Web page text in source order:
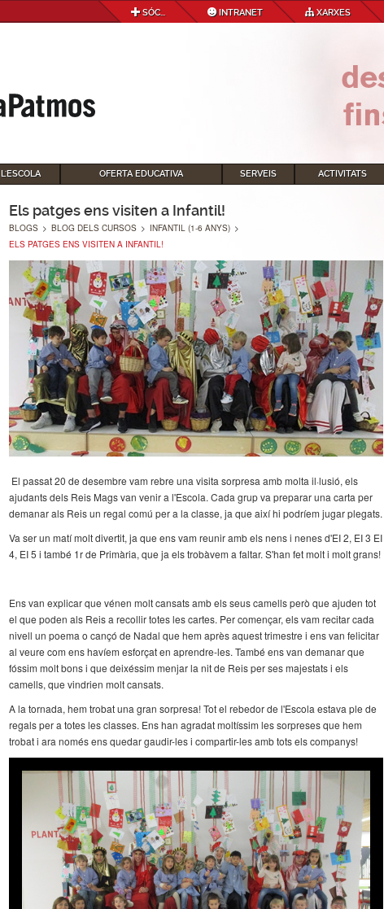
SÓC... INTRANET XARXES
L'ESCOLA OFERTA EDUCATIVA SERVEIS ACTIVITATS
Els patges ens visiten a Infantil!
BLOGS > BLOG DELS CURSOS > INFANTIL (1-6 ANYS) >
ELS PATGES ENS VISITEN A INFANTIL!
El passat 20 de desembre vam rebre una visita sorpresa amb molta il·lusió, els
ajudants dels Reis Mags van venir a l'Escola. Cada grup va preparar una carta per
demanar als Reis un regal comú per a la classe, ja que així hi podríem jugar plegats.
Va ser un matí molt divertit, ja que ens vam reunir amb els nens i nenes d'EI 2, EI 3 EI
4, EI 5 i també 1r de Primària, que ja els trobàvem a faltar. S'han fet molt i molt grans!
Ens van explicar que vénen molt cansats amb els seus camells però que ajuden tot
el que poden als Reis a recollir totes les cartes. Per començar, els vam recitar cada
nivell un poema o cançó de Nadal que hem après aquest trimestre i ens van felicitar
al veure com ens havíem esforçat en aprendre-les. També ens van demanar que
fóssim molt bons i que deixéssim menjar la nit de Reis per ses majestats i els
camells, que vindrien molt cansats.
A la tornada, hem trobat una gran sorpresa! Tot el rebedor de l'Escola estava ple de
regals per a totes les classes. Ens han agradat moltíssim les sorpreses que hem
trobat i ara només ens quedar gaudir-les i compartir-les amb tots els companys!